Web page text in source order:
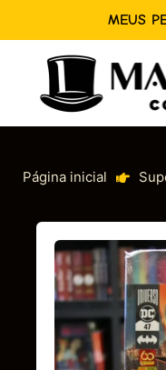
MEUS
Página inicial